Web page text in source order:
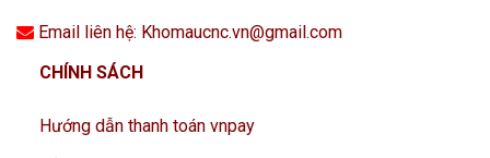
Email liên hệ: Khomaucnc.vn@gmail.com
CHÍNH SÁCH
Hướng dẫn thanh toán vnpay